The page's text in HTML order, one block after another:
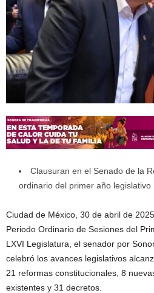
Clausuran en el Senado de la
ordinario del primer año legislativo
Ciudad de México, 30 de abril de
Periodo Ordinario de Sesiones del
LXVI Legislatura, el senador por
celebró los avances legislativos
21 reformas constitucionales, 8
existentes y 31 decretos.